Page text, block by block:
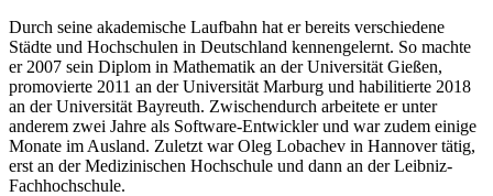
Durch seine akademische Laufbahn hat er bereits verschiedene
Städte und Hochschulen in Deutschland kennengelernt. So machte
er 2007 sein Diplom in Mathematik an der Universität Gießen,
promovierte 2011 an der Universität Marburg und habilitierte 2018
an der Universität Bayreuth. Zwischendurch arbeitete er unter
anderem zwei Jahre als Software-Entwickler und war zudem einige
Monate im Ausland. Zuletzt war Oleg Lobachev in Hannover tätig,
erst an der Medizinischen Hochschule und dann an der Leibniz-
Fachhochschule.